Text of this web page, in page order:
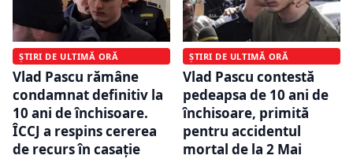
ȘTIRI DE ULTIMĂ ORĂ
Vlad Pascu rămâne
condamnat definitiv la
10 ani de închisoare.
ÎCCJ a respins cererea
de recurs în casaţie
ȘTIRI DE ULTIMĂ ORĂ
Vlad Pascu contestă
pedeapsa de 10 ani de
închisoare, primită
pentru accidentul
mortal de la 2 Mai